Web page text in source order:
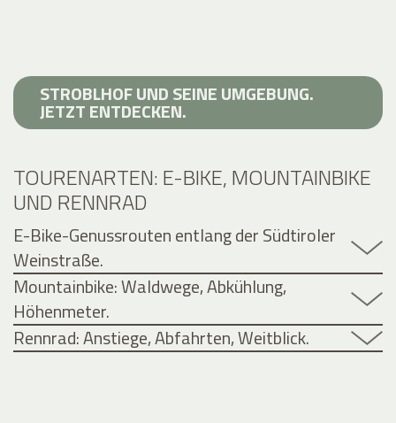
STROBLHOF UND SEINE UMGEBUNG.
JETZT ENTDECKEN.
TOURENARTEN: E-BIKE, MOUNTAINBIKE
UND RENNRAD
E-Bike-Genussrouten entlang der Südtiroler
Weinstraße.
Mountainbike: Waldwege, Abkühlung,
Höhenmeter.
Rennrad: Anstiege, Abfahrten, Weitblick.